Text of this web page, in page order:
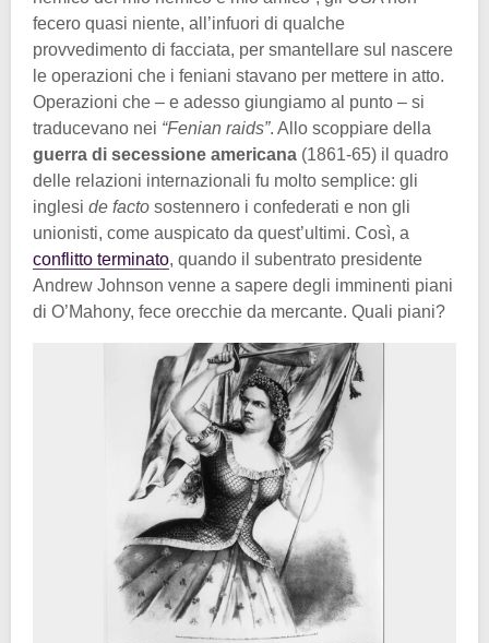
fecero quasi niente, all’infuori di qualche
provvedimento di facciata, per smantellare sul nascere
le operazioni che i feniani stavano per mettere in atto.
Operazioni che – e adesso giungiamo al punto – si
traducevano nei “Fenian raids”. Allo scoppiare della
guerra di secessione americana (1861-65) il quadro
delle relazioni internazionali fu molto semplice: gli
inglesi de facto sostennero i confederati e non gli
unionisti, come auspicato da quest’ultimi. Così, a
conflitto terminato, quando il subentrato presidente
Andrew Johnson venne a sapere degli imminenti piani
di O’Mahony, fece orecchie da mercante. Quali piani?